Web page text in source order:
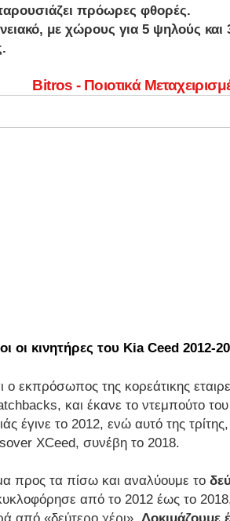
πρόωρες φθορές.
με χώρους για 5 ψηλούς και
Bitros - Ποιοτικά
οι κινητήρες του Kia Ceed 2012-
ο εκπρόσωπος της κορεάτικης
και έκανε το ντεμπούτο
έγινε το 2012, ενώ αυτό της
XCeed, συνέβη το 2018.
προς τα πίσω και αναλύουμε το
από το 2012 έως το 2018,